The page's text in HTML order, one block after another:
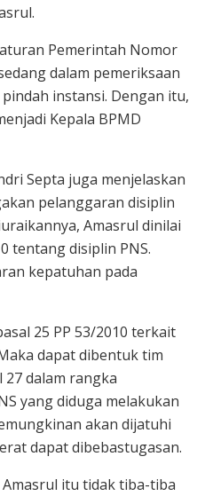
Pemerintah Nomor
dalam pemeriksaan
instansi. Dengan itu,
Kepala BPMD
Septa juga menjelaskan
pelanggaran disiplin
Amasrul dinilai
tentang disiplin PNS.
kepatuhan pada
25 PP 53/2010 terkait
dapat dibentuk tim
27 dalam rangka
yang diduga melakukan
akan dijatuhi
dapat dibebastugasan.
itu tidak tiba-tiba